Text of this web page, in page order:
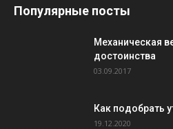
Популярные посты
Механическая
достоинства
03.09.2017
Как подобрать
19.12.2020